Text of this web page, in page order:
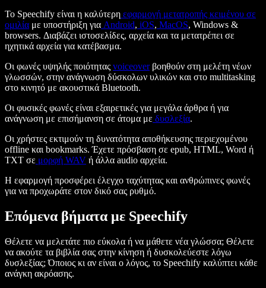
Το Speechify είναι η καλύτερη εφαρμογή μετατροπής κειμένου σε
ομιλία με υποστήριξη για Android, iOS, MacOS, Windows &
browsers. Διαβάζει ιστοσελίδες, αρχεία και τα μετατρέπει σε
ηχητικά αρχεία για κατέβασμα.
Οι φωνές υψηλής ποιότητας voiceoverβοηθούν στη μελέτη νέων
γλωσσών, στην ανάγνωση δύσκολων υλικών και στο multitasking
στο κινητό με ακουστικά Bluetooth.
Οι φυσικές φωνές είναι εξαιρετικές για μεγάλα άρθρα ή για
ανάγνωση με επισήμανση σε άτομα με δυσλεξία.
Οι χρήστες εκτιμούν τη δυνατότητα αποθήκευσης περιεχομένου
offline και bookmarks. Έχετε πρόσβαση σε epub, HTML, Word ή
TXT σε μορφή WAV ή άλλα audio αρχεία.
Η εφαρμογή προσφέρει έλεγχο ταχύτητας και ανθρώπινες φωνές
για να προχωράτε στον δικό σας ρυθμό.
Επόμενα βήματα με Speechify
Θέλετε να μελετάτε πιο εύκολα ή να μάθετε νέα γλώσσα; Θέλετε
να ακούτε τα βιβλία σας στην κίνηση ή δυσκολεύεστε λόγω
δυσλεξίας; Όποιος κι αν είναι ο λόγος, το Speechify καλύπτει κάθε
ανάγκη ακρόασης.